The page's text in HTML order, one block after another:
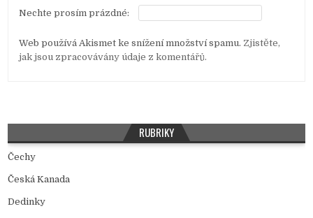
Nechte prosím prázdné:
Web používá Akismet ke snížení množství spamu. Zjistěte,
jak jsou zpracovávány údaje z komentářů.
RUBRIKY
Čechy
Česká Kanada
Dedinky